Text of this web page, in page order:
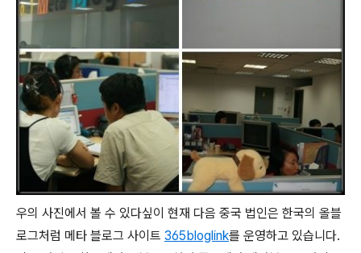
우의 사진에서 볼 수 있다싶이 현재 다음 중국 법인은 한국의 올블
로그처럼 메타 블로그 사이트 365bloglink를 운영하고 있습니다.